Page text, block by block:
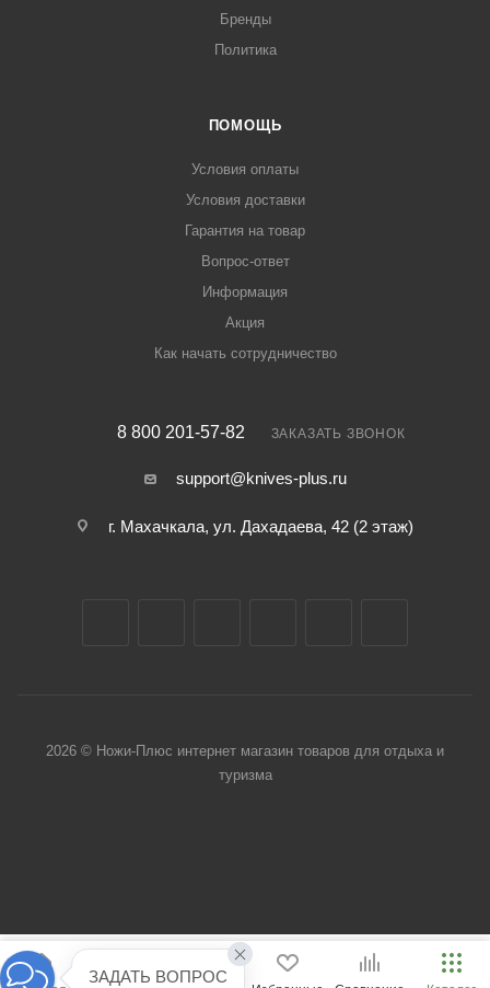
Бренды
Политика
ПОМОЩЬ
Условия оплаты
Условия доставки
Гарантия на товар
Вопрос-ответ
Информация
Акция
Как начать сотрудничество
8 800 201-57-82 ЗАКАЗАТЬ ЗВОНОК
support@knives-plus.ru
г. Махачкала, ул. Дахадаева, 42 (2 этаж)
2026 © Ножи-Плюс интернет магазин товаров для отдыха и
туризма
ЗАДАТЬ ВОПРОС